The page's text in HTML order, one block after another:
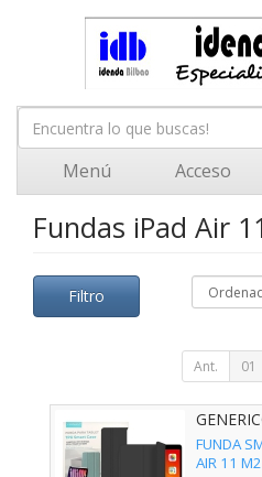
Menú Acceso
Fundas iPad Air
Filtro
Ant. 01
FUNDA
AIR 11